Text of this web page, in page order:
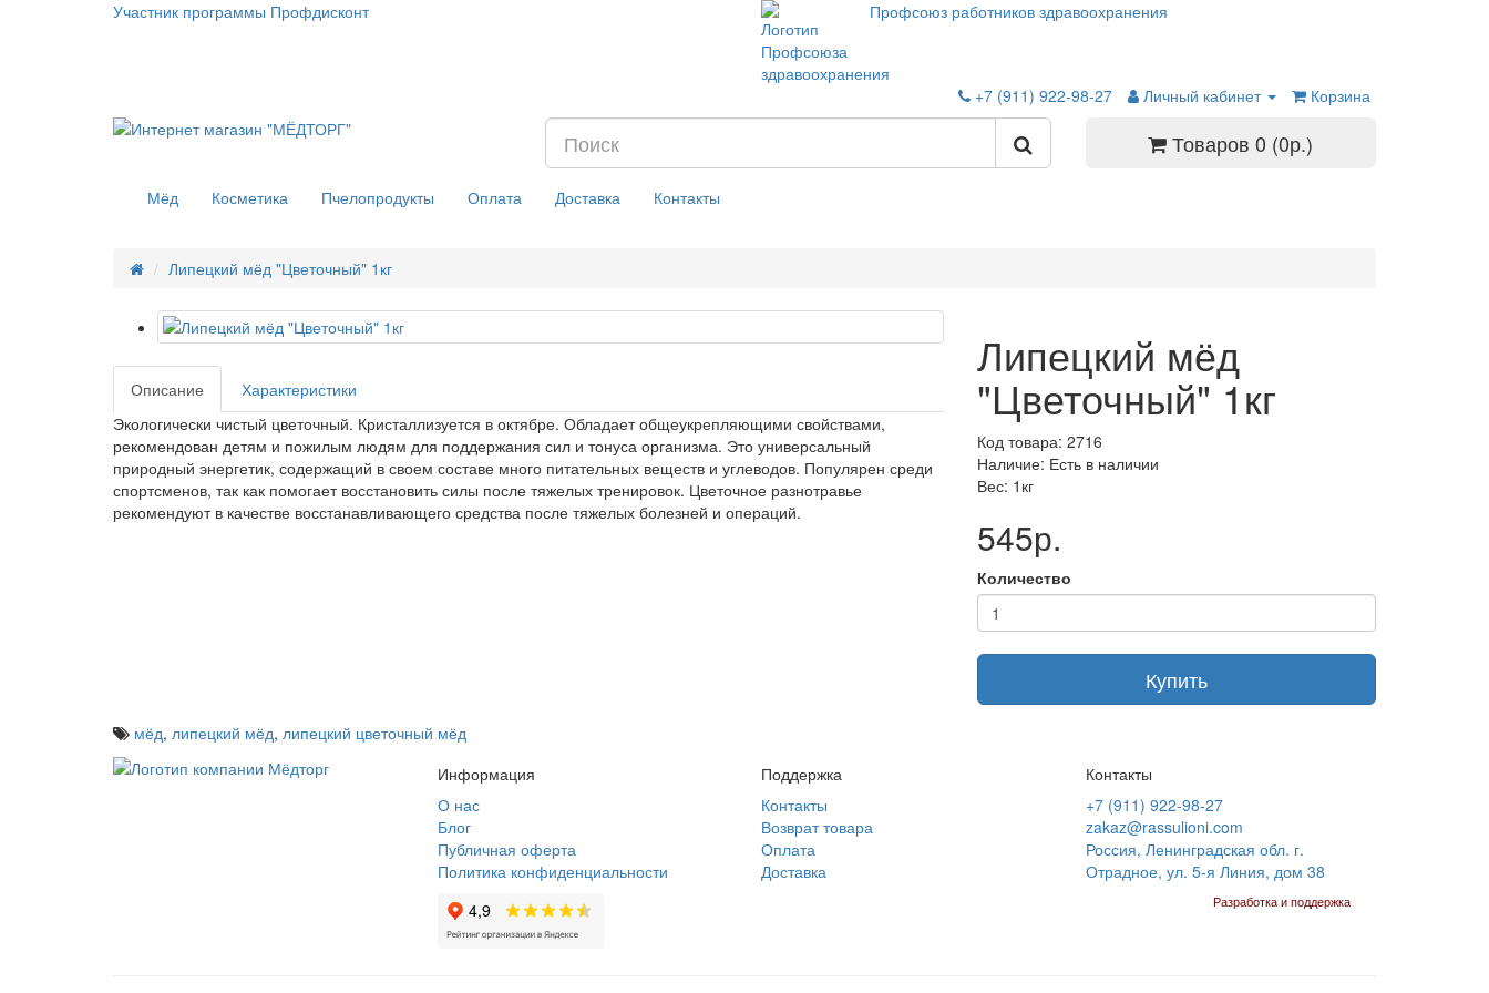
Участник программы Профдисконт Профсоюз работников здравоохранения
+7 (911) 922-98-27 Личный кабинет Корзина
Товаров 0 (0р.)
Мёд Косметика Пчелопродукты Оплата Доставка Контакты
Липецкий мёд "Цветочный" 1кг
Описание
Характеристики
Экологически чистый цветочный. Кристаллизуется в октябре. Обладает общеукрепляющими свойствами,
рекомендован детям и пожилым людям для поддержания сил и тонуса организма. Это универсальный
природный энергетик, содержащий в своем составе много питательных веществ и углеводов. Популярен среди
спортсменов, так как помогает восстановить силы после тяжелых тренировок. Цветочное разнотравье
рекомендуют в качестве восстанавливающего средства после тяжелых болезней и операций.
Липецкий мёд
"Цветочный" 1кг
Код товара: 2716
Наличие: Есть в наличии
Вес: 1кг
545р.
Количество
Купить
мёд, липецкий мёд, липецкий цветочный мёд
Информация
О нас
Блог
Публичная оферта
Политика конфиденциальности
Поддержка
Контакты
Возврат товара
Оплата
Доставка
Контакты
+7 (911) 922-98-27
zakaz@rassulioni.com
Россия, Ленинградская обл. г.
Отрадное, ул. 5-я Линия, дом 38
Разработка и поддержка